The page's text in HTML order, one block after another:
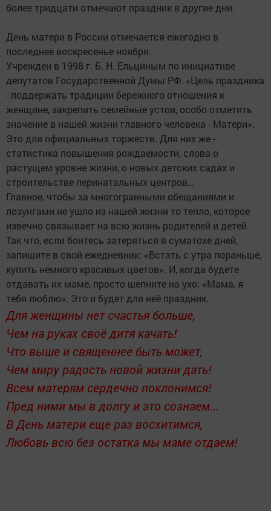
более тридцати отмечают праздник в другие дни.
День матери в России отмечается ежегодно в
последнее воскресенье ноября.
Учрежден в 1998 г. Б. Н. Ельциным по инициативе
депутатов Государственной Думы РФ. «Цель праздника
- поддержать традиции бережного отношения к
женщине, закрепить семейные устои, особо отметить
значение в нашей жизни главного человека - Матери».
Это для официальных торжеств. Для них же -
статистика повышения рождаемости, слова о
растущем уровне жизни, о новых детских садах и
строительстве перинатальных центров…
Главное, чтобы за многогранными обещаниями и
лозунгами не ушло из нашей жизни то тепло, которое
извечно связывает на всю жизнь родителей и детей.
Так что, если боитесь затеряться в суматохе дней,
запишите в свой ежедневник: «Встать с утра пораньше,
купить немного красивых цветов». И, когда будете
отдавать их маме, просто шепните на ухо: «Мама, я
тебя люблю». Это и будет для неё праздник.
Для женщины нет счастья больше,
Чем на руках своё дитя качать!
Что выше и священнее быть может,
Чем миру радость новой жизни дать!
Всем матерям сердечно поклонимся!
Пред ними мы в долгу и это сознаем...
В День матери еще раз восхитимся,
Любовь всю без остатка мы маме отдаем!